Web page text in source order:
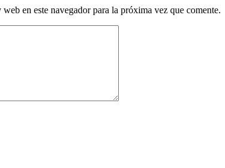
en este navegador para la próxima vez que comente.